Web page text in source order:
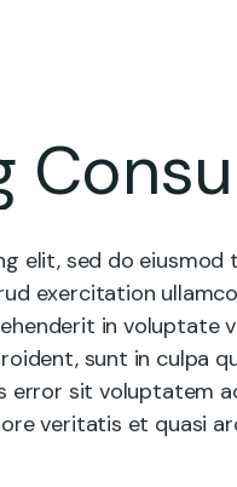
elit, sed do
exercitation
in voluptate
sunt in culpa
error sit voluptatem
veritatis et quasi